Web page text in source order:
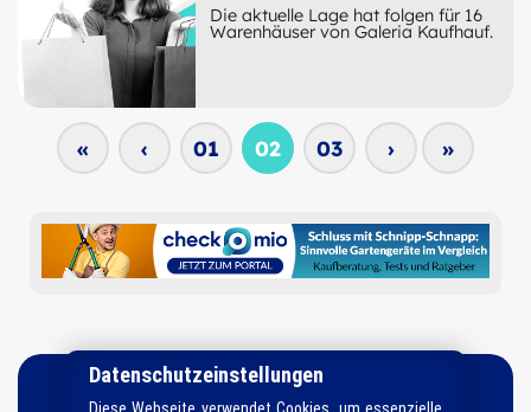
Die aktuelle Lage hat folgen für 16
Warenhäuser von Galeria Kaufhauf.
« ‹ 01 02 03 › »
Datenschutzeinstellungen